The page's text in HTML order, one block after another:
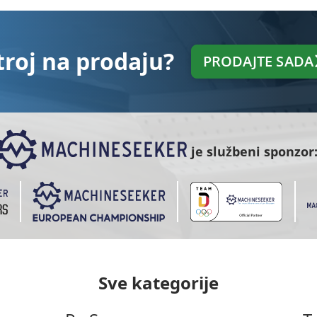
na prodaju? PRODAJTE SADA
je službeni sponzor:
Sve kategorije